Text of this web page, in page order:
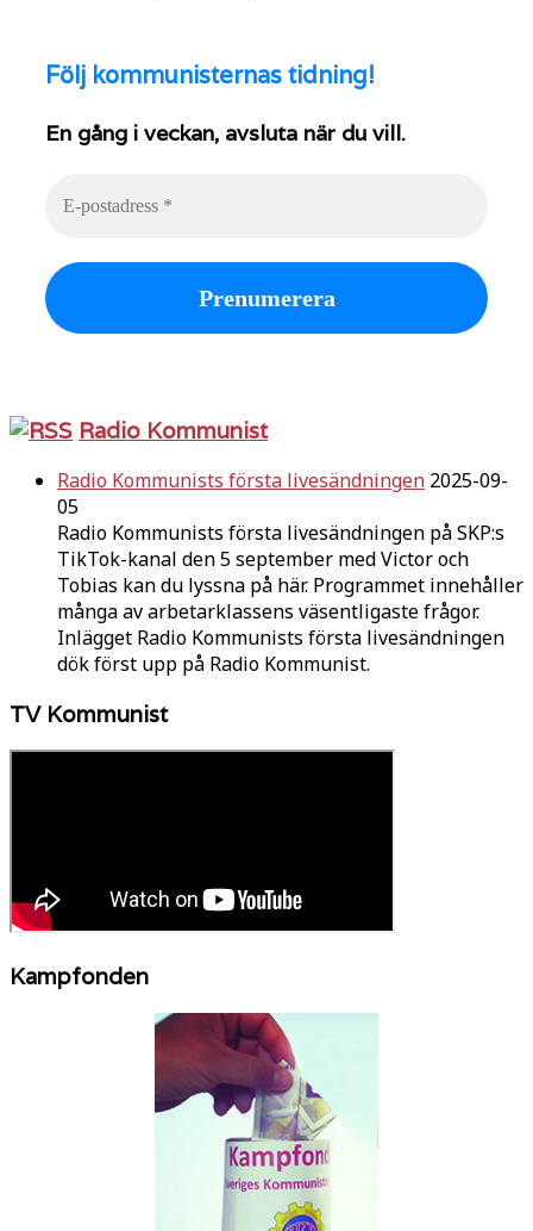
Följ kommunisternas tidning!
En gång i veckan, avsluta när du vill.
Radio Kommunist
Radio Kommunists första livesändningen 2025-09-
05
Radio Kommunists första livesändningen på SKP:s
TikTok-kanal den 5 september med Victor och
Tobias kan du lyssna på här. Programmet innehåller
många av arbetarklassens väsentligaste frågor.
Inlägget Radio Kommunists första livesändningen
dök först upp på Radio Kommunist.
TV Kommunist
Kampfonden